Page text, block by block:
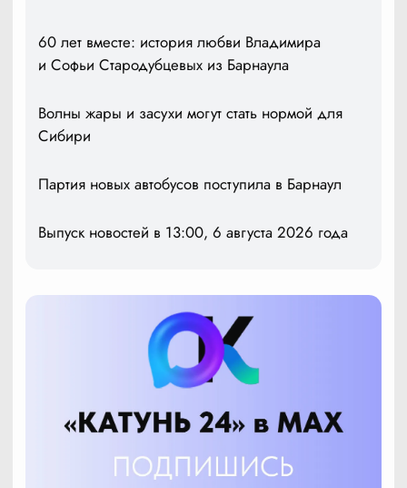
60 лет вместе: история любви Владимира
и Софьи Стародубцевых из Барнаула
Волны жары и засухи могут стать нормой для
Сибири
Партия новых автобусов поступила в Барнаул
Выпуск новостей в 13:00, 6 августа 2026 года